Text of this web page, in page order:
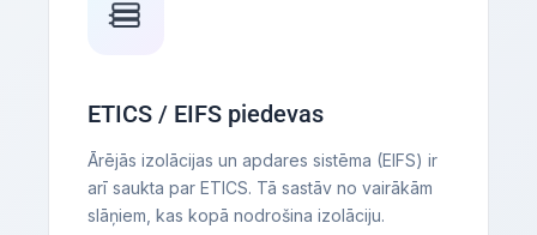
ETICS / EIFS piedevas
Ārējās izolācijas un apdares sistēma (EIFS) ir
arī saukta par ETICS. Tā sastāv no vairākām
slāņiem, kas kopā nodrošina izolāciju.